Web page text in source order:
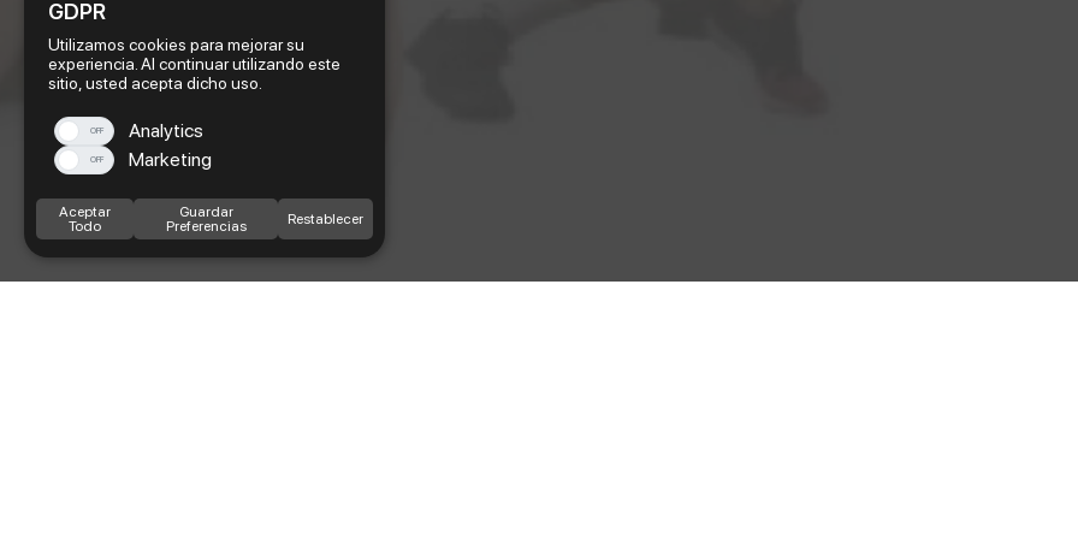
GDPR
Utilizamos cookies para mejorar su
experiencia. Al continuar utilizando este
sitio, usted acepta dicho uso.
OFF Analytics
OFF Marketing
Aceptar
Todo
Guardar
Preferencias
Restablecer